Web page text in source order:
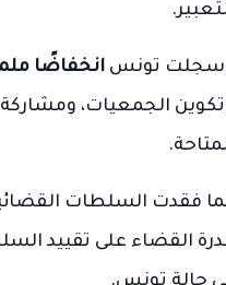
تونس انخفاضًا
الجمعيات،
فقدت السلطات
القضاء على تقييد